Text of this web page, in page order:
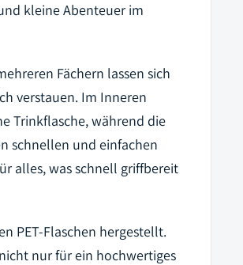
kleine Abenteuer im
Fächern lassen sich
verstauen. Im Inneren
Trinkflasche, während die
schnellen und einfachen
alles, was schnell griffbereit
PET-Flaschen hergestellt.
nur für ein hochwertiges